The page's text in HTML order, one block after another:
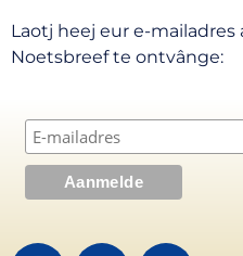
Laotj heej eur e-
Noetsbreef te ontvânge: